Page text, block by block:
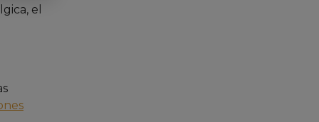
el